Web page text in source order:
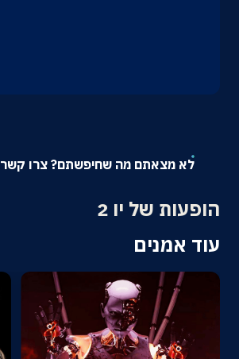
לא מצאתם מה שחיפשתם? צרו קשר
הופעות של יו 2
עוד אמנים